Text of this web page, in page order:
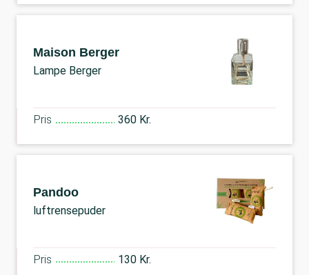
Maison Berger
Lampe Berger
Pris 360 Kr.
Pandoo
luftrensepuder
Pris 130 Kr.